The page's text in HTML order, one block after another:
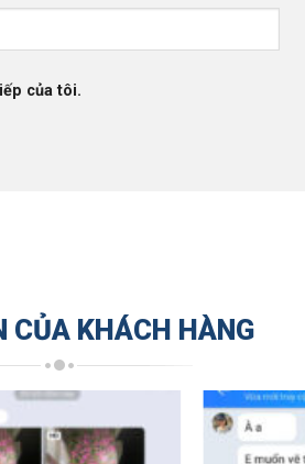
của tôi.
CỦA KHÁCH HÀNG